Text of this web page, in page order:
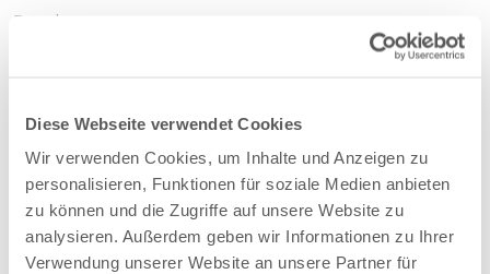
Diese Webseite verwendet Cookies
Wir verwenden Cookies, um Inhalte und Anzeigen zu
personalisieren, Funktionen für soziale Medien anbieten
zu können und die Zugriffe auf unsere Website zu
analysieren. Außerdem geben wir Informationen zu Ihrer
Verwendung unserer Website an unsere Partner für
Dessin
Stoffart
Bahnen
Nachhaltig